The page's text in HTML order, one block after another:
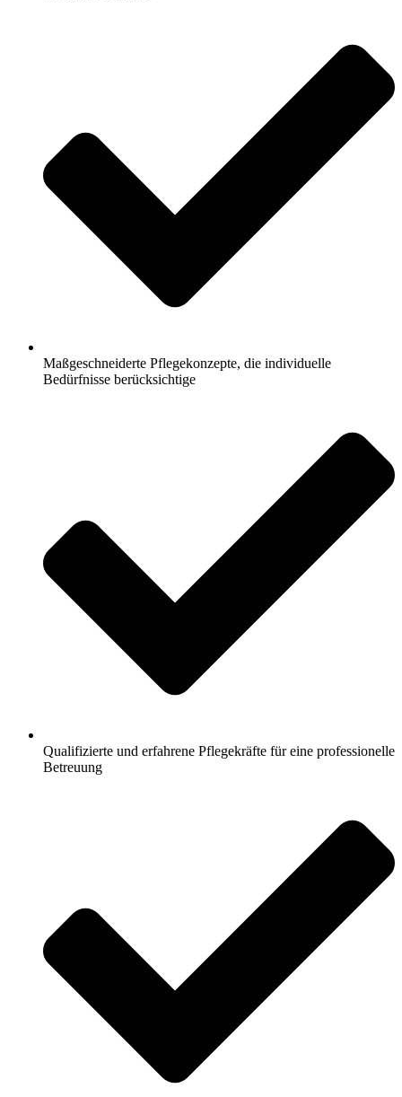
Maßgeschneiderte Pflegekonzepte, die individuelle
Bedürfnisse berücksichtige
Qualifizierte und erfahrene Pflegekräfte für eine professionelle
Betreuung